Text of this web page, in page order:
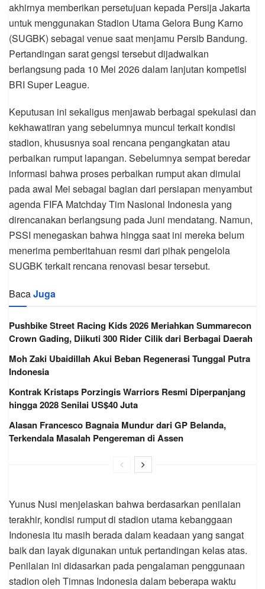
akhirnya memberikan persetujuan kepada Persija Jakarta
untuk menggunakan Stadion Utama Gelora Bung Karno
(SUGBK) sebagai venue saat menjamu Persib Bandung.
Pertandingan sarat gengsi tersebut dijadwalkan
berlangsung pada 10 Mei 2026 dalam lanjutan kompetisi
BRI Super League.
Keputusan ini sekaligus menjawab berbagai spekulasi dan
kekhawatiran yang sebelumnya muncul terkait kondisi
stadion, khususnya soal rencana pengangkatan atau
perbaikan rumput lapangan. Sebelumnya sempat beredar
informasi bahwa proses perbaikan rumput akan dimulai
pada awal Mei sebagai bagian dari persiapan menyambut
agenda FIFA Matchday Tim Nasional Indonesia yang
direncanakan berlangsung pada Juni mendatang. Namun,
PSSI menegaskan bahwa hingga saat ini mereka belum
menerima pemberitahuan resmi dari pihak pengelola
SUGBK terkait rencana renovasi besar tersebut.
BacaJuga
Pushbike Street Racing Kids 2026 Meriahkan Summarecon
Crown Gading, Diikuti 300 Rider Cilik dari Berbagai Daerah
Moh Zaki Ubaidillah Akui Beban Regenerasi Tunggal Putra
Indonesia
Kontrak Kristaps Porzingis Warriors Resmi Diperpanjang
hingga 2028 Senilai US$40 Juta
Alasan Francesco Bagnaia Mundur dari GP Belanda,
Terkendala Masalah Pengereman di Assen
Yunus Nusi menjelaskan bahwa berdasarkan penilaian
terakhir, kondisi rumput di stadion utama kebanggaan
Indonesia itu masih berada dalam keadaan yang sangat
baik dan layak digunakan untuk pertandingan kelas atas.
Penilaian ini didasarkan pada pengalaman penggunaan
stadion oleh Timnas Indonesia dalam beberapa waktu